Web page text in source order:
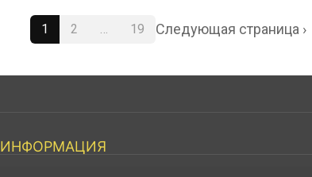
1 2 19 Следующая страница ›
ИНФОРМАЦИЯ